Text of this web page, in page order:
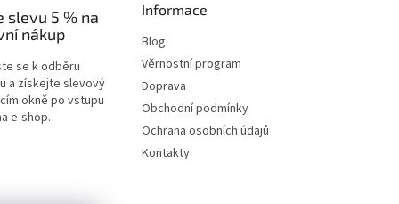
slevu 5 % na
nákup
se k odběru
a získejte slevový
okně po vstupu
e-shop.
Informace
Blog
Věrnostní program
Doprava
Obchodní podmínky
Ochrana osobních údajů
Kontakty